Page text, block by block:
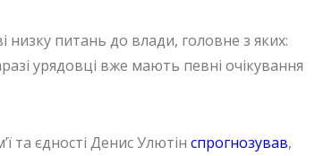
низку питань до влади, головне з яких:
урядовці вже мають певні очікування
та єдності Денис Улютін спрогнозував,